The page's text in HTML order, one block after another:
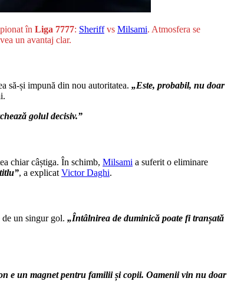
în Liga 7777: Sheriffvs Milsami. Atmosfera se
un avantaj clar.
să-și impună din nou autoritatea. „Este, probabil, nu doar
golul decisiv.”
chiar câștiga. În schimb, Milsami a suferit o eliminare
, a explicat Victor Daghi.
un singur gol. „Întâlnirea de duminică poate fi tranșată
e un magnet pentru familii și copii. Oamenii vin nu doar